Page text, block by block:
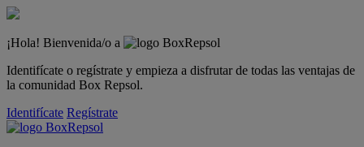
¡Hola! Bienvenida/o a
Identifícate o regístrate y empieza a disfrutar de todas las ventajas de
la comunidad Box Repsol.
Identifícate Regístrate